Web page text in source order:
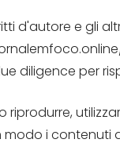
d'autore e gli
diligence per
i contenuti